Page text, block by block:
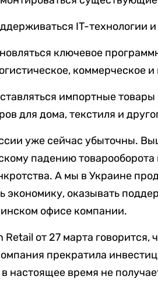
IT-технологии
ключевое
коммерческое и
импортные
для дома, текстиля и
уже сейчас убыточны.
падению товарооборота
А мы в Украине
экономику, оказывать
офисе компании.
Retail от 27 марта говорится,
прекратила
настоящее время не